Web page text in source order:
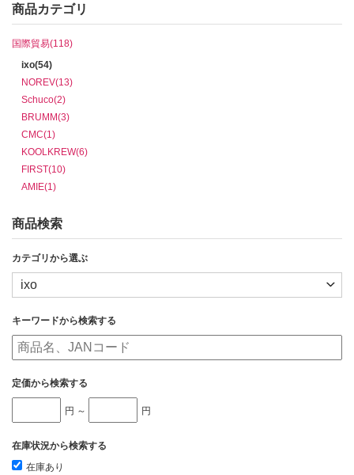
商品カテゴリ
国際貿易(118)
ixo(54)
NOREV(13)
Schuco(2)
BRUMM(3)
CMC(1)
KOOLKREW(6)
FIRST(10)
AMIE(1)
商品検索
カテゴリから選ぶ
キーワードから検索する
定価から検索する
円 ～ 円
在庫状況から検索する
在庫あり